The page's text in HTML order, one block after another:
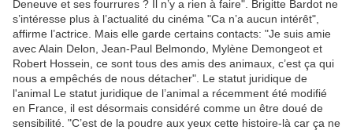
Deneuve et ses fourrures ? Il n’y a rien à faire". Brigitte Bardot ne
s’intéresse plus à l’actualité du cinéma "Ca n’a aucun intérêt",
affirme l’actrice. Mais elle garde certains contacts: "Je suis amie
avec Alain Delon, Jean-Paul Belmondo, Mylène Demongeot et
Robert Hossein, ce sont tous des amis des animaux, c’est ça qui
nous a empêchés de nous détacher". Le statut juridique de
l'animal Le statut juridique de l’animal a récemment été modifié
en France, il est désormais considéré comme un être doué de
sensibilité. "C’est de la poudre aux yeux cette histoire-là car ça ne